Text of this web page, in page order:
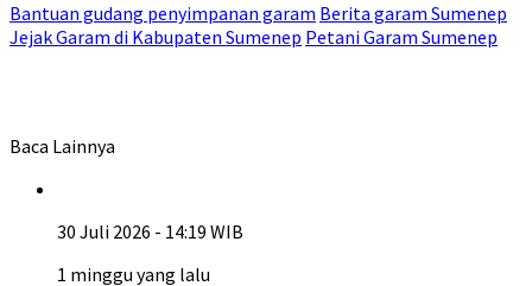
Bantuan gudang penyimpanan garam Berita garam Sumenep
Jejak Garam di Kabupaten Sumenep Petani Garam Sumenep
Baca Lainnya
30 Juli 2026 - 14:19 WIB
1 minggu yang lalu